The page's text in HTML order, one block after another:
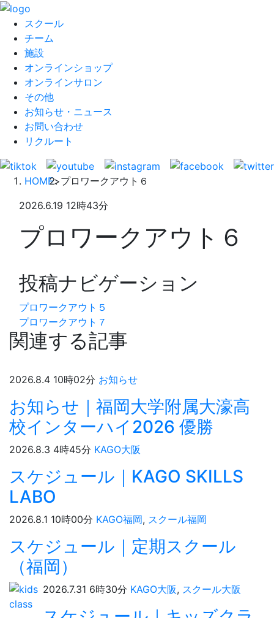
スクール
チーム
施設
オンラインショップ
オンラインサロン
その他
お知らせ・ニュース
お問い合わせ
リクルート
HOME>プロワークアウト６
2026.6.19 12時43分
プロワークアウト６
投稿ナビゲーション
プロワークアウト５
プロワークアウト７
関連する記事
2026.8.4 10時02分 お知らせ
お知らせ｜福岡大学附属大濠高
校インターハイ2026 優勝
2026.8.3 4時45分 KAGO大阪
スケジュール｜KAGO SKILLS
LABO
2026.8.1 10時00分 KAGO福岡, スクール福岡
スケジュール｜定期スクール
（福岡）
2026.7.31 6時30分 KAGO大阪, スクール大阪